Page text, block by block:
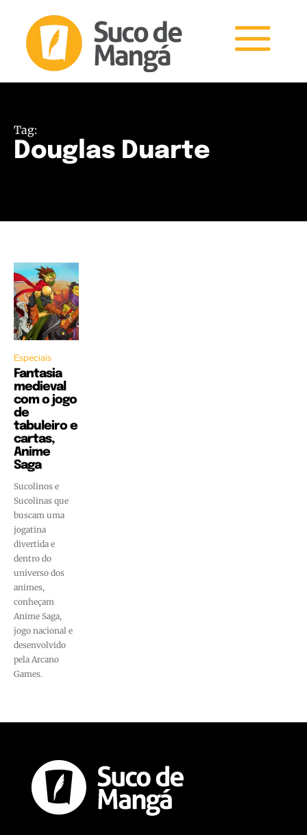
Tag:
Douglas Duarte
Especiais
Fantasia
medieval
com o jogo
de
tabuleiro e
cartas,
Anime
Saga
Sucolinos e
Sucolinas que
buscam uma
jogatina
divertida e
dentro do
universo dos
animes,
conheçam
Anime Saga,
jogo nacional e
desenvolvido
pela Arcano
Games.